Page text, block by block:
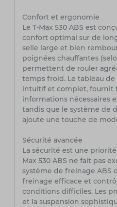
Confort et ergonomie
Le T-Max 530 ABS est
confort optimal sur de
selle large et bien
poignées chauffantes
permettent de rouler
temps froid. Le tableau
intuitif et complet, fournit
informations nécessaires
tandis que le système de
ajoute une touche de
Sécurité avancée
La sécurité est une
Max 530 ABS ne fait pas
système de freinage ABS
freinage efficace et
conditions difficiles. Les
et la suspension